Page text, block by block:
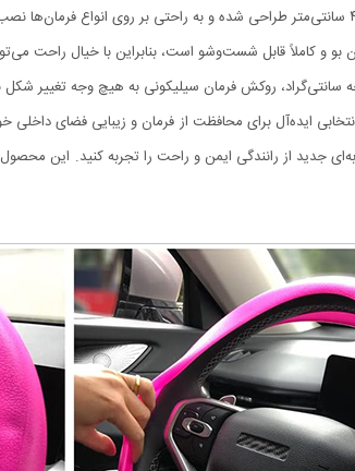
و کاملاً قابل شست‌وشو است، بنابراین با خیال راحت
ایده‌آل برای محافظت از فرمان و زیبایی فضای
جدید از رانندگی ایمن و راحت را تجربه کنید. این